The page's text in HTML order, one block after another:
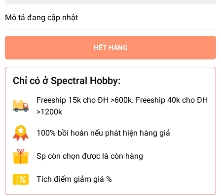
Mô tả đang cập nhật
HẾT HÀNG
Chỉ có ở Spectral Hobby:
Freeship 15k cho ĐH >600k. Freeship 40k cho ĐH
>1200k
100% bồi hoàn nếu phát hiện hàng giả
Sp còn chọn được là còn hàng
Tích điểm giảm giá %